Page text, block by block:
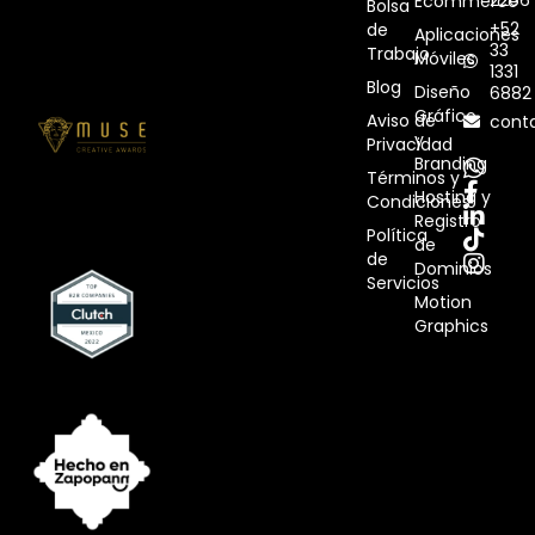
Bolsa
de
Trabajo
Blog
Aviso de
Privacidad
Términos y
Condiciones
Política
de
Servicios
Aplicaciones
Móviles
Diseño
Gráfico
y
Branding
Hosting y
Registro
de
Dominios
Motion
Graphics
+52
33
1331
6882